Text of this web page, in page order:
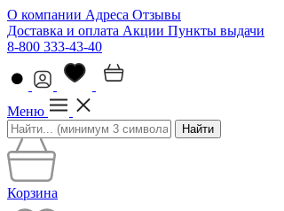
О компании Адреса Отзывы
Доставка и оплата Акции Пункты выдачи
8-800 333-43-40
Меню
Найти
Корзина